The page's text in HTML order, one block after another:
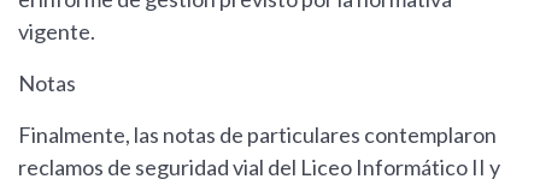
vigente.
Notas
Finalmente, las notas de particulares contemplaron
reclamos de seguridad vial del Liceo Informático II y